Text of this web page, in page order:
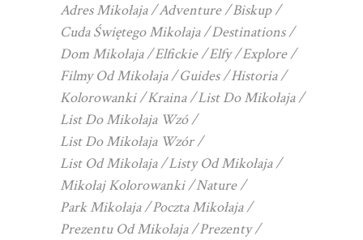
Adres Mikołaja Adventure
Biskup
Cuda Świętego Mikołaja
Destinations
Dom Mikołaja
Elfickie Elfy
Explore
Filmy Od Mikołaja
Guides
Historia
Kolorowanki
Kraina
List Do Mikołaja
List Do Mikołaja Wzó
List Do Mikołaja Wzór
List Od Mikołaja
Listy Od Mikołaja
Mikołaj Kolorowanki
Nature
Park Mikołaja
Poczta Mikołaja
Prezentu Od Mikołaja
Prezenty